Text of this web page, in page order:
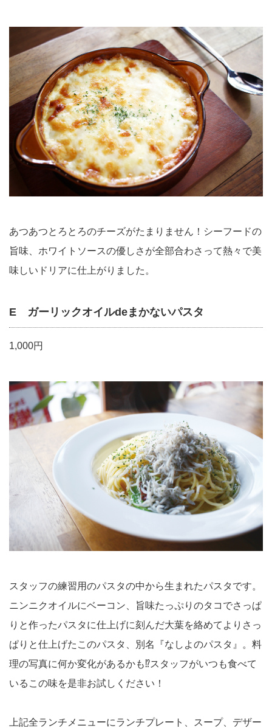
あつあつとろとろのチーズがたまりません！シーフードの
旨味、ホワイトソースの優しさが全部合わさって熱々で美
味しいドリアに仕上がりました。
E ガーリックオイルdeまかないパスタ
1,000円
スタッフの練習用のパスタの中から生まれたパスタです。
ニンニクオイルにベーコン、旨味たっぷりのタコでさっぱ
りと作ったパスタに仕上げに刻んだ大葉を絡めてよりさっ
ぱりと仕上げたこのパスタ、別名『なしよのパスタ』。料
理の写真に何か変化があるかも⁉︎スタッフがいつも食べて
いるこの味を是非お試しください！
上記全ランチメニューにランチプレート、スープ、デザー